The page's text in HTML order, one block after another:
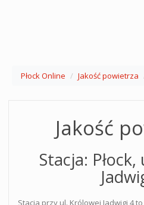
Płock Online Jakość powietrza
Jakość
Stacja:
Stacja przy ul. Królowej Jadwigi 4